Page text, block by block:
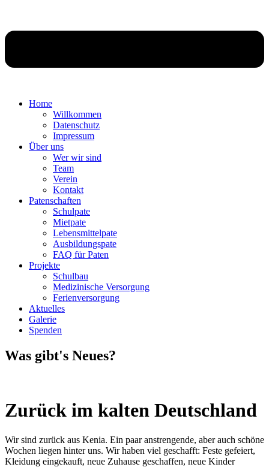
Home
Willkommen
Datenschutz
Impressum
Über uns
Wer wir sind
Team
Verein
Kontakt
Patenschaften
Schulpate
Mietpate
Lebensmittelpate
Ausbildungspate
FAQ für Paten
Projekte
Schulbau
Medizinische Versorgung
Ferienversorgung
Aktuelles
Galerie
Spenden
Was gibt's Neues?
Zurück im kalten Deutschland
Wir sind zurück aus Kenia. Ein paar anstrengende, aber auch schöne
Wochen liegen hinter uns. Wir haben viel geschafft: Feste gefeiert,
Kleidung eingekauft, neue Zuhause geschaffen, neue Kinder